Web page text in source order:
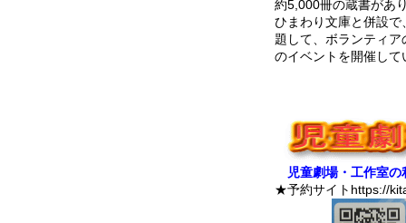
約5,000冊の蔵書があ
ひまわり文庫と併設
題して、ボランティ
のイベントを開催し
児童劇場・工作室
★予約サイトhttps://